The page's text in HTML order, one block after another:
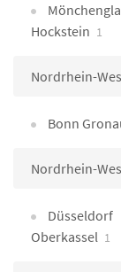
Hockstein 1
Nordrhein-
Bonn
Nordrhein-
Düsseldorf
Oberkassel 1